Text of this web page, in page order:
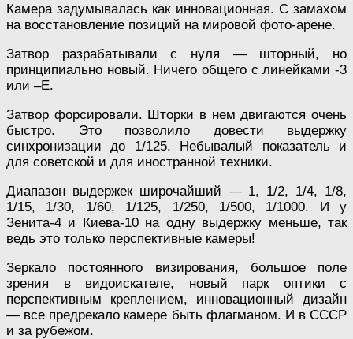
Камера задумывалась как инновационная. С замахом
на восстановление позиций на мировой фото-арене.
Затвор разрабатывали с нуля — шторный, но
принципиально новый. Ничего общего с линейками -3
или –Е.
Затвор форсировали. Шторки в нем двигаются очень
быстро. Это позволило довести выдержку
синхронизации до 1/125. Небывалый показатель и
для советской и для иностранной техники.
Диапазон выдержек широчайший — 1, 1/2, 1/4, 1/8,
1/15, 1/30, 1/60, 1/125, 1/250, 1/500, 1/1000. И у
Зенита-4 и Киева-10 на одну выдержку меньше, так
ведь это только перспективные камеры!
Зеркало постоянного визирования, большое поле
зрения в видоискателе, новый парк оптики с
перспективным креплением, инновационный дизайн
— все предрекало камере быть флагманом. И в СССР
и за рубежом.